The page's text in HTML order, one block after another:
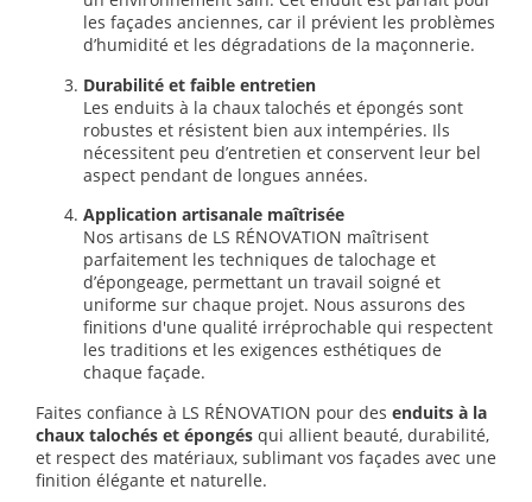
les façades anciennes, car il prévient les problèmes
d’humidité et les dégradations de la maçonnerie.
Durabilité et faible entretien
Les enduits à la chaux talochés et épongés sont
robustes et résistent bien aux intempéries. Ils
nécessitent peu d’entretien et conservent leur bel
aspect pendant de longues années.
Application artisanale maîtrisée
Nos artisans de LS RÉNOVATION maîtrisent
parfaitement les techniques de talochage et
d’épongeage, permettant un travail soigné et
uniforme sur chaque projet. Nous assurons des
finitions d'une qualité irréprochable qui respectent
les traditions et les exigences esthétiques de
chaque façade.
Faites confiance à LS RÉNOVATION pour des enduits à la
chaux talochés et épongés qui allient beauté, durabilité,
et respect des matériaux, sublimant vos façades avec une
finition élégante et naturelle.